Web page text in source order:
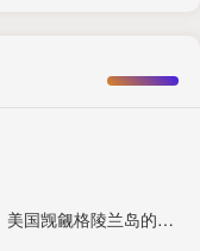
红盘策略 不止资源：美国觊觎格陵兰岛的操作与盘算